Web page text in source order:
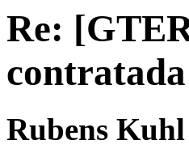
Re:
contratada
Rubens